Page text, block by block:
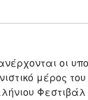
οι
μέρος